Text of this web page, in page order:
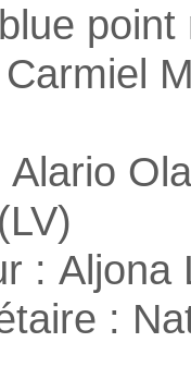
Alario
: Aljona
: